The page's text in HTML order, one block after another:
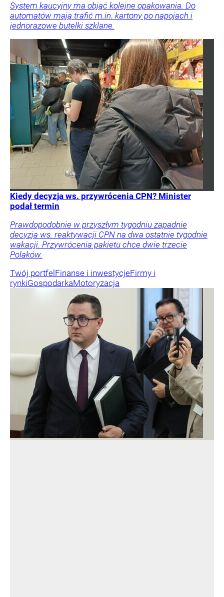
System kaucyjny ma objąć kolejne opakowania. Do
automatów mają trafić m.in. kartony po napojach i
jednorazowe butelki szklane.
Kiedy decyzja ws. przywrócenia CPN? Minister
podał termin
Prawdopodobnie w przyszłym tygodniu zapadnie
decyzja ws. reaktywacji CPN na dwa ostatnie tygodnie
wakacji. Przywrócenia pakietu chce dwie trzecie
Polaków.
Twój portfel Finanse i inwestycjeFirmy i
rynkiGospodarkaMotoryzacja